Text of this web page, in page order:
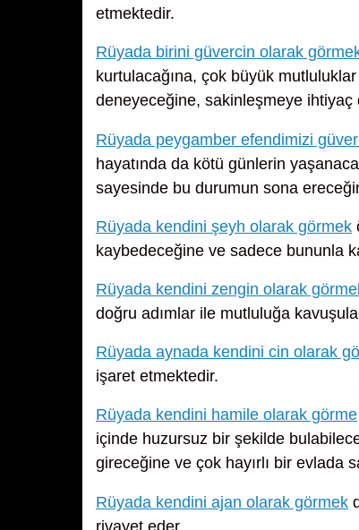
etmektedir.
Rüyada birini güvercin olarak
kurtulacağına, çok büyük
deneyeceğine, sakinleşmeye ihtiyaç
Rüyada peygamber efendimizi
hayatında da kötü günlerin
sayesinde bu durumun sona
Rüyada kendini şeyh olarak görmek
kaybedeceğine ve sadece bununla
Rüyada kendini zengin olarak
doğru adımlar ile mutluluğa
Rüyada aynada kendini cin olarak
işaret etmektedir.
Rüyada kendini hamile olarak görme
içinde huzursuz bir şekilde
gireceğine ve çok hayırlı bir evlada
Rüyada kendini ajan olarak görmek
rivayet eder.